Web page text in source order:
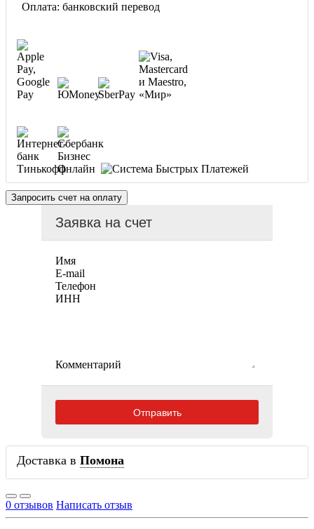
Оплата: банковский перевод
Запросить счет на оплату
Заявка на счет
Имя
E-mail
Телефон
ИНН
Комментарий
Доставка в Помона
0 отзывов Написать отзыв